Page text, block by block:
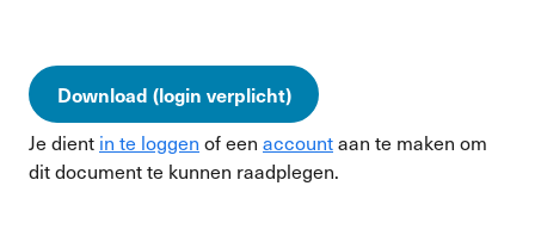
Download (login verplicht)
Je dient in te loggen of een accountaan te maken om
dit document te kunnen raadplegen.